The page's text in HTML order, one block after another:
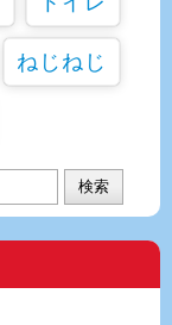
ねじねじ
検索